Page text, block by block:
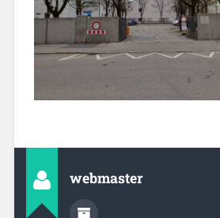
webmaster